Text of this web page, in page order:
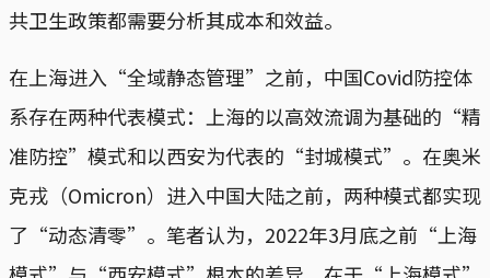
共卫生政策都需要分析其成本和效益。
在上海进入“全域静态管理”之前，中国Covid防控体
系存在两种代表模式：上海的以高效流调为基础的“精
准防控”模式和以西安为代表的“封城模式”。在奥米
克戎（Omicron）进入中国大陆之前，两种模式都实现
了“动态清零”。笔者认为，2022年3月底之前“上海